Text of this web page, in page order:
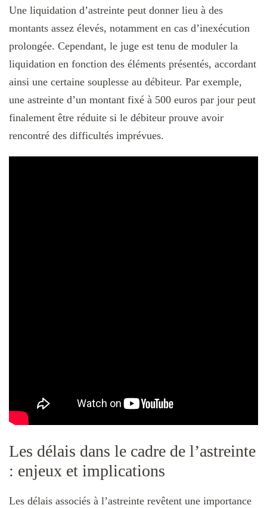
Une liquidation d’astreinte peut donner lieu à des
montants assez élevés, notamment en cas d’inexécution
prolongée. Cependant, le juge est tenu de moduler la
liquidation en fonction des éléments présentés, accordant
ainsi une certaine souplesse au débiteur. Par exemple,
une astreinte d’un montant fixé à 500 euros par jour peut
finalement être réduite si le débiteur prouve avoir
rencontré des difficultés imprévues.
Les délais dans le cadre de l’astreinte
: enjeux et implications
Les délais associés à l’astreinte revêtent une importance